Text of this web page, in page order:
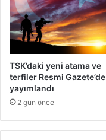
TSK’daki yeni atama ve
terfiler Resmi Gazete’de
yayımlandı
2 gün önce